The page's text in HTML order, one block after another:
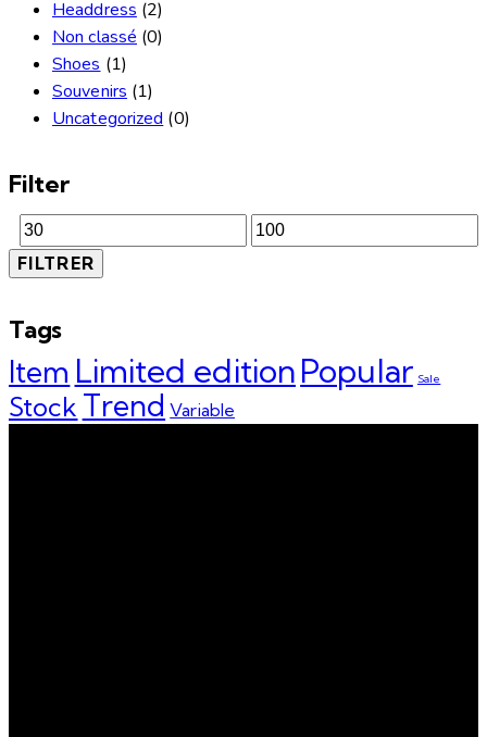
Headdress (2)
Non classé (0)
Shoes (1)
Souvenirs (1)
Uncategorized (0)
Filter
FILTRER
Tags
Item Limited editionPopular Sale
Stock Trend Variable